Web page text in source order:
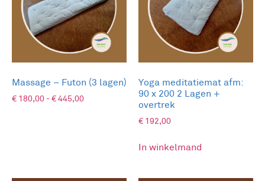
Massage – Futon (3 lagen)
€ 180,00 -€445,00
Yoga meditatiemat afm:
90 x 200 2 Lagen +
overtrek
€ 192,00
In winkelmand